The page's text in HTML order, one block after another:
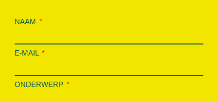
NAAM
E-MAIL
ONDERWERP